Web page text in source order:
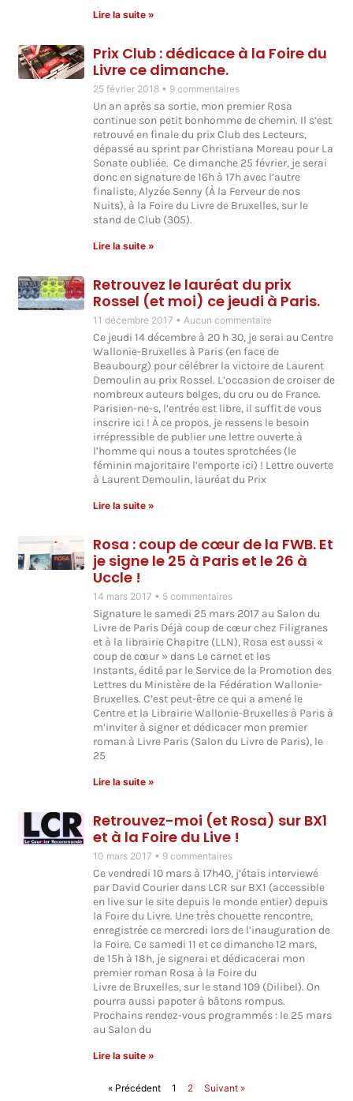
Lire la suite »
Prix Club : dédicace à la Foire du
Livre ce dimanche.
25 février 2018 9 commentaires
Un an après sa sortie, mon premier Rosa
continue son petit bonhomme de chemin. Il s’est
retrouvé en finale du prix Club des Lecteurs,
dépassé au sprint par Christiana Moreau pour La
Sonate oubliée. Ce dimanche 25 février, je serai
donc en signature de 16h à 17h avec l’autre
finaliste, Alyzée Senny (À la Ferveur de nos
Nuits), à la Foire du Livre de Bruxelles, sur le
stand de Club (305).
Lire la suite »
Retrouvez le lauréat du prix
Rossel (et moi) ce jeudi à Paris.
11 décembre 2017 Aucun commentaire
Ce jeudi 14 décembre à 20 h 30, je serai au Centre
Wallonie-Bruxelles à Paris (en face de
Beaubourg) pour célébrer la victoire de Laurent
Demoulin au prix Rossel. L’occasion de croiser de
nombreux auteurs belges, du cru ou de France.
Parisien-ne-s, l’entrée est libre, il suffit de vous
inscrire ici ! À ce propos, je ressens le besoin
irrépressible de publier une lettre ouverte à
l’homme qui nous a toutes sprotchées (le
féminin majoritaire l’emporte ici) ! Lettre ouverte
à Laurent Demoulin, lauréat du Prix
Lire la suite »
Rosa : coup de cœur de la FWB. Et
je signe le 25 à Paris et le 26 à
Uccle !
14 mars 2017 5 commentaires
Signature le samedi 25 mars 2017 au Salon du
Livre de Paris Déjà coup de cœur chez Filigranes
et à la librairie Chapitre (LLN), Rosa est aussi «
coup de cœur » dans Le carnet et les
Instants, édité par le Service de la Promotion des
Lettres du Ministère de la Fédération Wallonie-
Bruxelles. C’est peut-être ce qui a amené le
Centre et la Librairie Wallonie-Bruxelles à Paris à
m’inviter à signer et dédicacer mon premier
roman à Livre Paris (Salon du Livre de Paris), le
25
Lire la suite »
Retrouvez-moi (et Rosa) sur BX1
et à la Foire du Live !
10 mars 2017 9 commentaires
Ce vendredi 10 mars à 17h40, j’étais interviewé
par David Courier dans LCR sur BX1 (accessible
en live sur le site depuis le monde entier) depuis
la Foire du Livre. Une très chouette rencontre,
enregistrée ce mercredi lors de l’inauguration de
la Foire. Ce samedi 11 et ce dimanche 12 mars,
de 15h à 18h, je signerai et dédicacerai mon
premier roman Rosa à la Foire du
Livre de Bruxelles, sur le stand 109 (Dilibel). On
pourra aussi papoter à bâtons rompus.
Prochains rendez-vous programmés : le 25 mars
au Salon du
Lire la suite »
« Précédent 1 2 Suivant »